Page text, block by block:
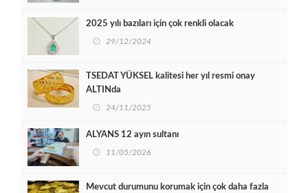
2025 yılı bazıları için çok renkli olacak
29/12/2024
TSEDAT YÜKSEL kalitesi her yıl resmi onay
ALTINda
24/11/2025
ALYANS 12 ayın sultanı
11/05/2026
Mevcut durumunu korumak için çok daha fazla